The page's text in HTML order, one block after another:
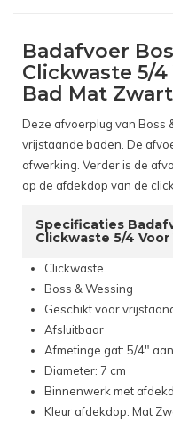
Badafvoer
Clickwaste 5/
Bad Mat Zwart
Deze afvoerplug van Boss
vrijstaande baden. De
afwerking. Verder is de
op de afdekdop van de
Specificaties
Clickwaste 5/4
Clickwaste
Boss & Wessing
Geschikt voor
Afsluitbaar
Afmetinge gat: 5/4"
Diameter: 7 cm
Binnenwerk met
Kleur afdekdop: Mat